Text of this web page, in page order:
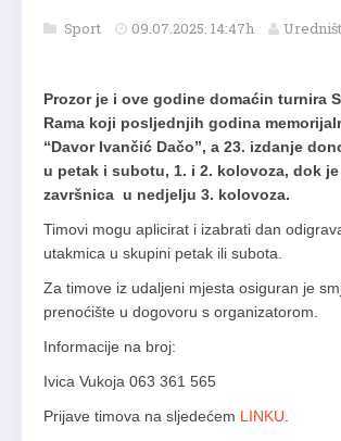
Sport 09.07.2025. 14:47h
Prozor je i ove godine domaćin turnira
Rama koji posljednjih godina
“Davor Ivančić Dačo”, a 23. izdanje
u petak i subotu, 1. i 2. kolovoza, dok
završnica u nedjelju 3. kolovoza.
Timovi mogu aplicirat i izabrati dan
utakmica u skupini petak ili subota.
Za timove iz udaljeni mjesta osiguran je
prenoćište u dogovoru s organizatorom.
Informacije na broj:
Ivica Vukoja 063 361 565
Prijave timova na sljedećem LINKU